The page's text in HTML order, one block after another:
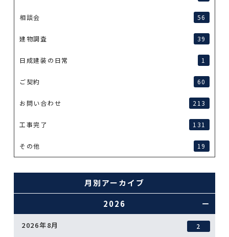
相談会 56
建物調査 39
日成建装の日常 1
ご契約 60
お問い合わせ 213
工事完了 131
その他 19
月別アーカイブ
2026
2026年8月 2